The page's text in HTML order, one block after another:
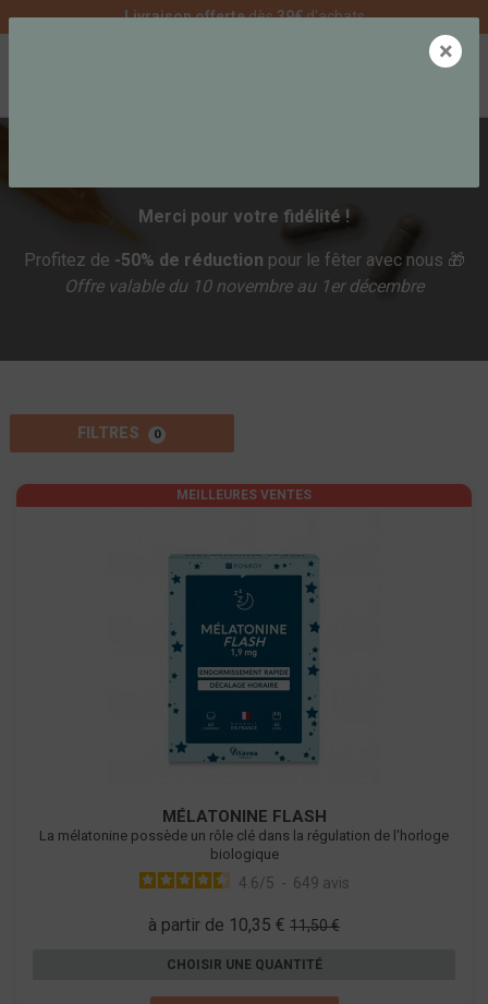
Livraison offertedès39€d'achats
Merci pour votre fidélité !
Profitez de -50% de réduction pour le fêter avec nous 🎁
Offre valable du 10 novembre au 1er décembre
FILTRES 0
MEILLEURES VENTES
MÉLATONINE FLASH
La mélatonine possède un rôle clé dans la régulation de l'horloge
biologique
4.6/5 - 649 avis
à partir de 10,35 € 11,50 €
CHOISIR UNE QUANTITÉ
×